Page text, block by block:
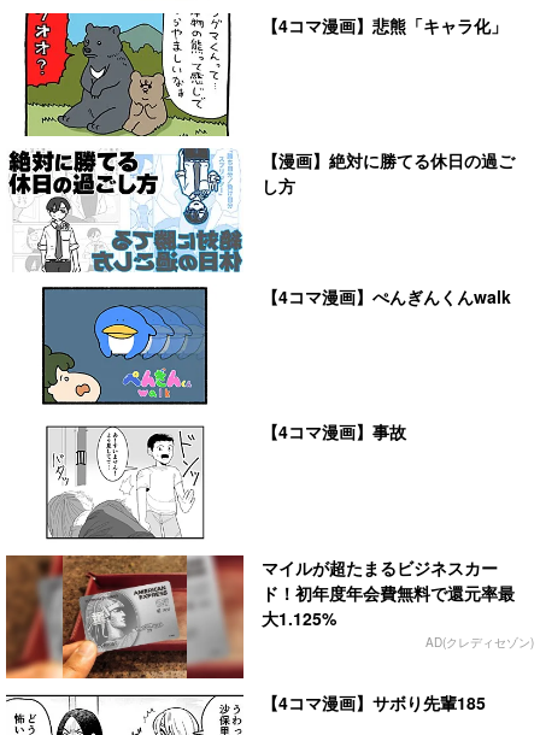
【4コマ漫画】悲熊「キャラ化」
【漫画】絶対に勝てる休日の過ご
し方
【4コマ漫画】ぺんぎんくんwalk
【4コマ漫画】事故
マイルが超たまるビジネスカー
ド！初年度年会費無料で還元率最
大1.125%
AD(クレディセゾン)
【4コマ漫画】サボり先輩185